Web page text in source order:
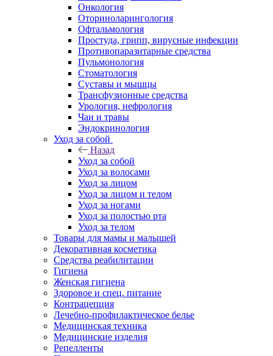
Онкология
Оториноларингология
Офтальмология
Простуда, грипп, вирусные инфекции
Противопаразитарные средства
Пульмонология
Стоматология
Суставы и мышцы
Трансфузионные средства
Урология, нефрология
Чаи и травы
Эндокринология
Уход за собой
Назад
Уход за собой
Уход за волосами
Уход за лицом
Уход за лицом и телом
Уход за ногами
Уход за полостью рта
Уход за телом
Товары для мамы и малышей
Декоративная косметика
Средства реабилитации
Гигиена
Женская гигиена
Здоровое и спец. питание
Контрацепция
Лечебно-профилактическое белье
Медицинская техника
Медицинские изделия
Репелленты